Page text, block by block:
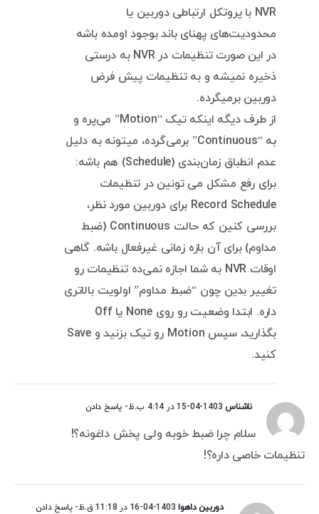
NVR با پروتکل ارتباطی دوربین یا
محدودیت‌های پهنای باند بوجود اومده باشه
در این صورت تنظیمات در NVR به درستی
ذخیره نمیشه و به تنظیمات پیش فرض
دوربین برمیگرده.
از طرف دیگه اینکه تیک “Motion” می‌پره و
به “Continuous” برمی‌گرده، میتونه به دلیل
عدم انطباق زمان‌بندی (Schedule) هم باشه:
برای رفع مشکل می تونین در تنظیمات
Record Schedule برای دوربین مورد نظر،
بررسی کنین که حالت Continuous (ضبط
مداوم) برای آن بازه زمانی غیرفعال باشه. گاهی
اوقات NVR به شما اجازه نمی‌ده تنظیمات رو
تغییر بدین چون “ضبط مداوم” اولویت بالاتری
داره. ابتدا وضعیت رو روی None یا Off
بگذارید، سپس Motion رو تیک بزنید و Save
کنید.
ناشناس1403-04-15 در 4:14 ب.ظ - پاسخ دادن
سلام چرا ضبط خوبه ولی پخش داغونه؟!
تنظیمات خاصی داره؟!
دوربین داهوا1403-04-16 در 11:18 ق.ظ - پاسخ دادن